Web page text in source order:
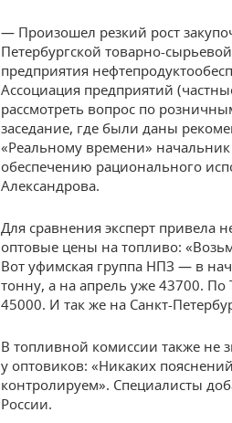
— Произошел резкий рост
Петербургской товарно-
предприятия
Ассоциация предприятий
рассмотреть вопрос по
заседание, где были даны
«Реальному времени»
обеспечению рационального
Александрова.
Для сравнения эксперт привела
оптовые цены на топливо:
Вот уфимская группа НПЗ — в
тонну, а на апрель уже 43700.
45000. И так же на Санкт-
В топливной комиссии также не
у оптовиков: «Никаких
контролируем». Специалисты
России.